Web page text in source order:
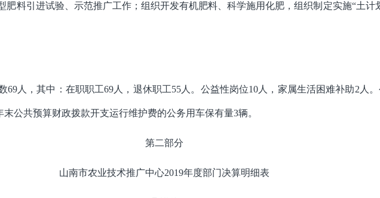
肥料引进试验、示范推广工作；组织开发有机肥料、科学施用化肥，组织制定实施“土计
69人，其中：在职职工69人，退休职工55人。公益性岗位10人，家属生活困难补助2人
公共预算财政拨款开支运行维护费的公务用车保有量3辆。
第二部分
山南市农业技术推广中心2019年度部门决算明细表